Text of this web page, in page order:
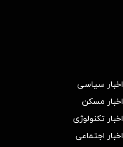
اخبار سیاسی
اخبار مسکن
اخبار تکنولوژی
اخبار اجتماعی